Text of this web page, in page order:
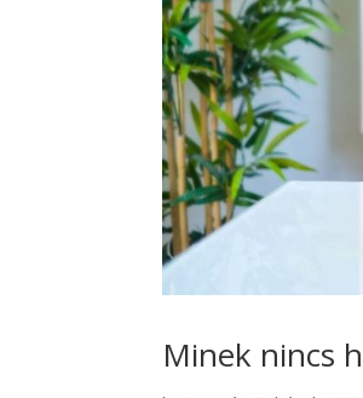
Minek nincs